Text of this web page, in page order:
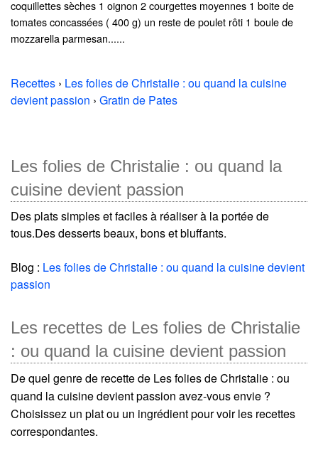
coquillettes sèches 1 oignon 2 courgettes moyennes 1 boite de
tomates concassées ( 400 g) un reste de poulet rôti 1 boule de
mozzarella parmesan......
Recettes › Les folies de Christalie : ou quand la cuisine
devient passion › Gratin de Pates
Les folies de Christalie : ou quand la
cuisine devient passion
Des plats simples et faciles à réaliser à la portée de
tous.Des desserts beaux, bons et bluffants.
Blog : Les folies de Christalie : ou quand la cuisine devient
passion
Les recettes de Les folies de Christalie
: ou quand la cuisine devient passion
De quel genre de recette de Les folies de Christalie : ou
quand la cuisine devient passion avez-vous envie ?
Choisissez un plat ou un ingrédient pour voir les recettes
correspondantes.